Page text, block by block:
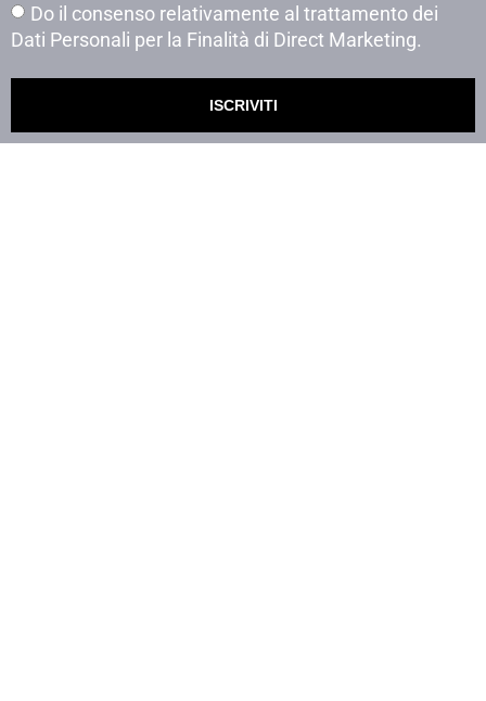
Do il consenso relativamente al trattamento dei
Dati Personali per la Finalità di Direct Marketing.
ISCRIVITI